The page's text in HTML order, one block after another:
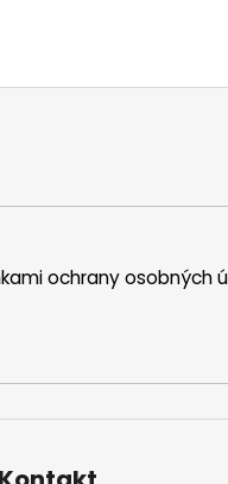
ochrany osobných